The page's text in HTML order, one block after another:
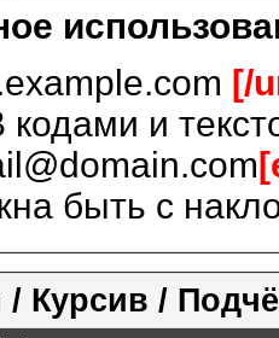
[/
и
быть с
Курсив /